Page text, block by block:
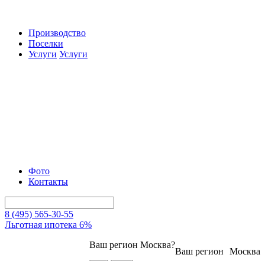
Производство
Поселки
Услуги Услуги
Фото
Контакты
8 (495) 565-30-55
Льготная ипотека 6%
Москва
Ваш регион
Ваш регион Москва?